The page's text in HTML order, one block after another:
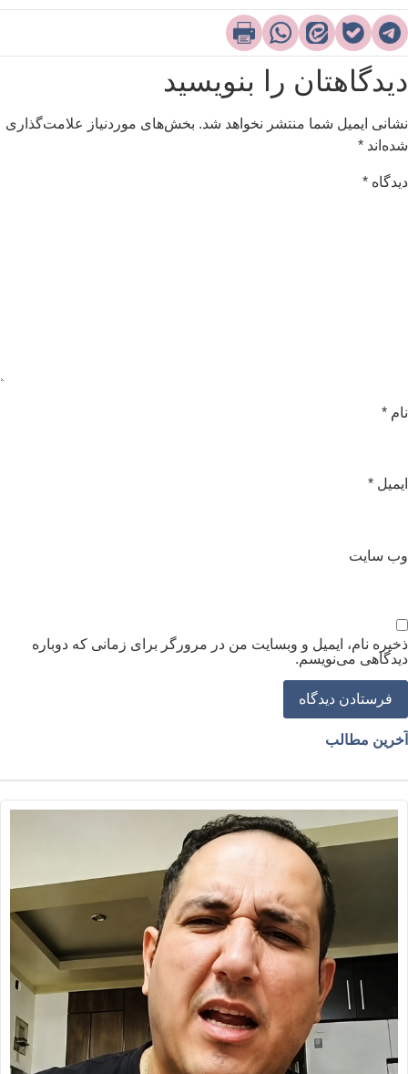
را بنویسید
ایمیل شما منتشر نخواهد شد. بخش‌های موردنیاز علامت‌گذاری
*
*
*
*
سایت
نام، ایمیل و وبسایت من در مرورگر برای زمانی که دوباره
می‌نویسم.
مطالب